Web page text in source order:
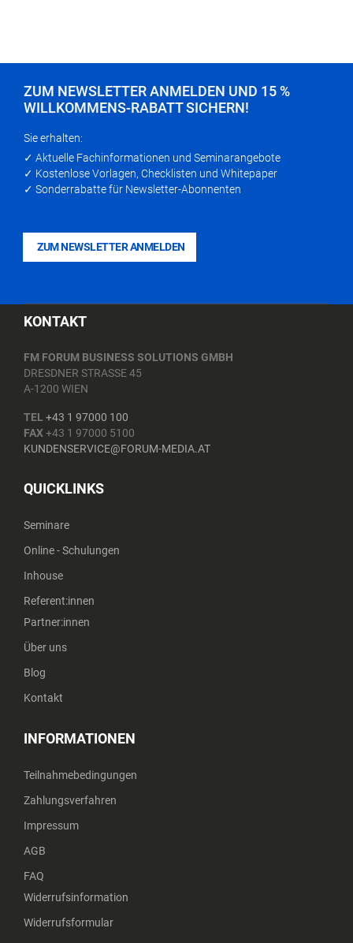
ZUM NEWSLETTER ANMELDEN UND 15 %
WILLKOMMENS-RABATT SICHERN!
Sie erhalten:
✓ Aktuelle Fachinformationen und Seminarangebote
✓ Kostenlose Vorlagen, Checklisten und Whitepaper
✓ Sonderrabatte für Newsletter-Abonnenten
ZUM NEWSLETTER ANMELDEN
KONTAKT
FM FORUM BUSINESS SOLUTIONS GMBH
DRESDNER STRASSE 45
A-1200 WIEN
TEL +43 1 97000 100
FAX+43 1 97000 5100
KUNDENSERVICE@FORUM-MEDIA.AT
QUICKLINKS
Seminare
Online - Schulungen
Inhouse
Referent:innen
Partner:innen
Über uns
Blog
Kontakt
INFORMATIONEN
Teilnahmebedingungen
Zahlungsverfahren
Impressum
AGB
FAQ
Widerrufsinformation
Widerrufsformular